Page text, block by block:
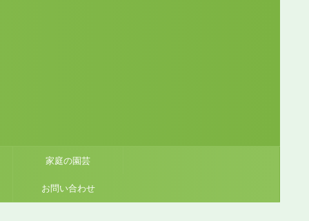
家庭の園芸
お問い合わせ